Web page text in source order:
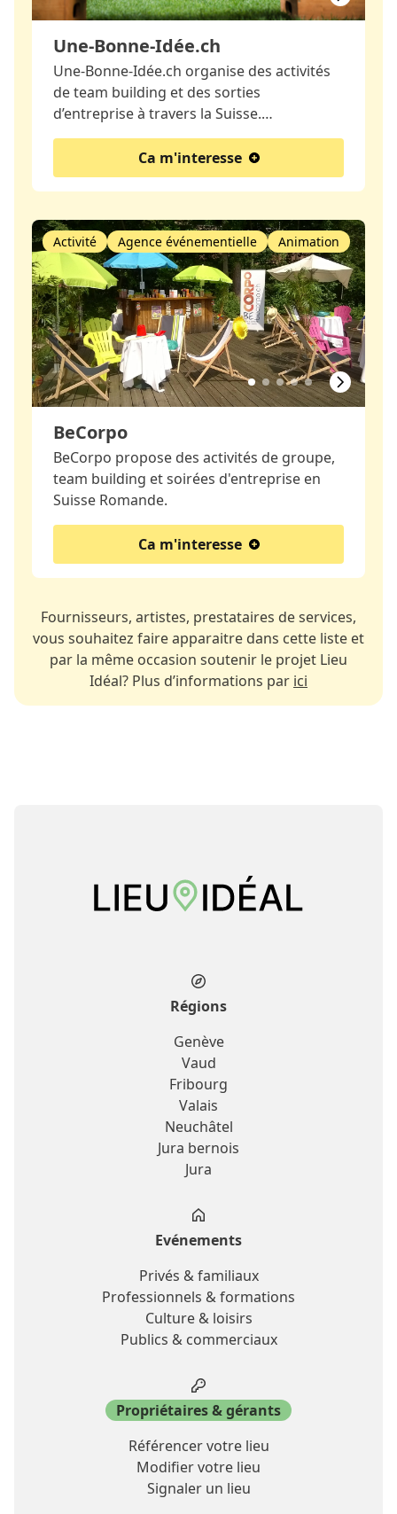
Une-Bonne-Idée.ch
Une-Bonne-Idée.ch organise des activités
de team building et des sorties
d’entreprise à travers la Suisse.…
Ca m'interesse
BeCorpo
Activité Agence événementielle Animation
BeCorpo propose des activités de groupe,
team building et soirées d'entreprise en
Suisse Romande.
Ca m'interesse
Fournisseurs, artistes, prestataires de services,
vous souhaitez faire apparaitre dans cette liste et
par la même occasion soutenir le projet Lieu
Idéal? Plus d’informations par ici
Régions
Genève
Vaud
Fribourg
Valais
Neuchâtel
Jura bernois
Jura
Evénements
Privés & familiaux
Professionnels & formations
Culture & loisirs
Publics & commerciaux
Propriétaires & gérants
Référencer votre lieu
Modifier votre lieu
Signaler un lieu